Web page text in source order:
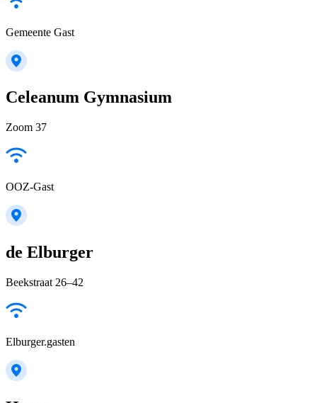
Gemeente Gast
Celeanum Gymnasium
Zoom 37
OOZ-Gast
de Elburger
Beekstraat 26–42
Elburger.gasten